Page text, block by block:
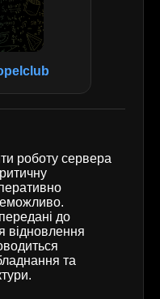
роботу сервера
до
відновлення
та